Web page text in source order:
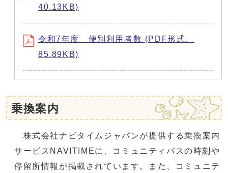
40.13KB)
令和7年度 便別利用者数 (PDF形式、
85.89KB)
乗換案内
株式会社ナビタイムジャパンが提供する乗換案内
サービスNAVITIMEに、コミュニティバスの時刻や
停留所情報が掲載されています。また、コミュニテ